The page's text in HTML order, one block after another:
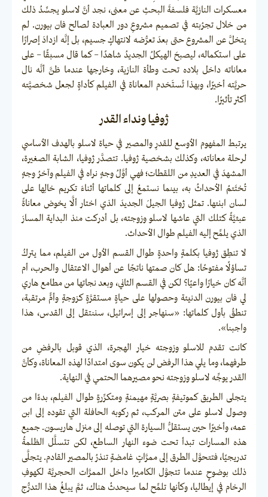
معسكرات النازيَّة فلسفةَ البحثِ عن معنى، نجد أنَّ لاسلو يجسِّدُ ذلك
من خلال تجرُبته في تصميم مشروعِ دور العبادة لصالح فان بيورن. لم
يتخلَّ عن المشروع حتى بعدَ تعرُّضه لانتهاكٍ جسيم، بل إنَّه ازدادَ إصرارًا
على استكماله، ليصبحَ الهيكلُ الجديدُ شاهدًا – كما قال مسبقًا – على
معاناته داخل بلاده تحت وطأة النازية، وخارجها عندما ظنَّ أنَّه نال
حريَّته أخيرًا، وبهذا تُستَخدم المعاناة في الفيلم كأداةٍ لجعل شخصيَّته
أكثر تأثيرًا.
ژوفيا ونداء القدر
يرتبط المفهوم الأوسع للقدرِ والمصير في حياة لاسلو بالهدف الأساسي
لرحلة معاناته، وكذلك بشخصية ژوفيا. تتصدَّر ژوفيا، الشابة الصغيرة،
المشهدَ في العديدِ من اللقطات؛ فهي أوَّلُ وجهٍ نراه في الفيلم وآخرُ وجهٍ
تُختَتمُ الأحداثُ به، بينما نستمعُ إلى كلماتها أثناءَ تكريم خالِها على
لسان ابنتها. تمثل ژوفيا الجيلَ الجديدَ الذي اختار ألَّا يخوض معاناةً
عبثيَّةً كتلك التي عاشها لاسلو وزوجته، بل أدركت منذ البداية المسارَ
الذي يلمِّح إليه الفيلم طوال الأحداث.
لا تنطِق ژوفيا بكلمةٍ واحدةٍ طوال القسم الأول من الفيلم، مما يتركُ
تساؤلًا مفتوحًا: هل كان صمتها ناتجًا عن أهوال الاعتقال والحرب، أم
أنَّه كان خيارًا واعيًا؟ لكن في القسم الثاني، وبعد نجاتها من مطامع هاري
لي فان بيورن الدنيئة وحصولها على حياةٍ مستقرَّةٍ كزوجةٍ وأمٍّ مرتقبة،
تنطقُ بأول كلماتها: «سنهاجر إلى إسرائيل، سننتقل إلى القدس، هذا
واجبنا».
كانت تقدم للاسلو وزوجته خيار الهجرة، الذي قوبل بالرفضِ من
طرفهما، وما يلي هذا الرفض لن يكون سوى امتدادًا لهذه المعاناة، وكأنَّ
القدر يوجِّه لاسلو وزوجته نحو مصيرهما الحتمي في النهاية.
يتجلى الطريق كموتيفةٍ بصريَّةٍ مهيمنةٍ ومتكرِّرةٍ طوال الفيلم، بدءًا من
وصول لاسلو على متن المركب، ثم ركوبه الحافلة التي تقوده إلى ابن
عمه، وأخيرًا حين يستقلُّ السيارة التي توصله إلى منزل هاريسون. جميع
هذه المسارات تبدأ تحت ضوء النهار الساطع، لكن تتسلَّل الظلمةُ
تدريجيًا، فتتحوَّل الطرق إلى ممرَّاتٍ غامضةٍ تنذرُ بالمصير القادم. يتجلَّى
ذلك بوضوحٍ عندما تتجوَّل الكاميرا داخل الممرَّات الحجريَّة لكهوفِ
الرخام في إيطاليا، وكأنها تلمِّح لما سيحدثُ هناك، ثمَّ يبلغُ هذا التدرُّج